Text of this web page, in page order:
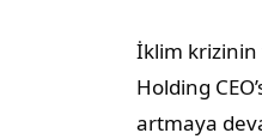
İklim krizinin
Holding
artmaya